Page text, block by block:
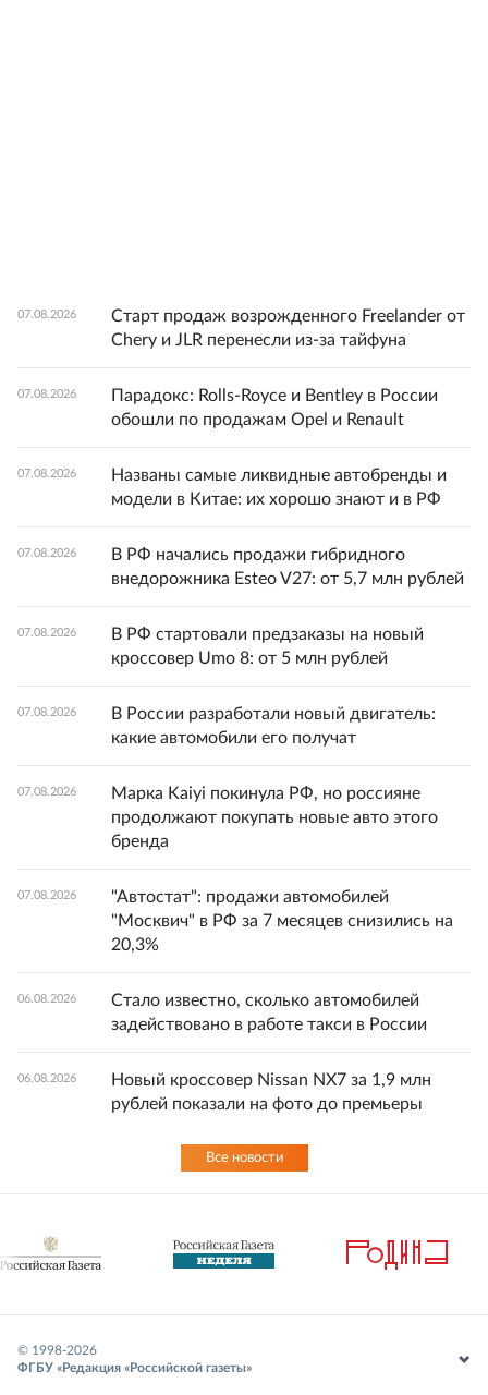
07.08.2026
Старт продаж возрожденного Freelander от
Chery и JLR перенесли из-за тайфуна
07.08.2026
Парадокс: Rolls-Royce и Bentley в России
обошли по продажам Opel и Renault
07.08.2026
Названы самые ликвидные автобренды и
модели в Китае: их хорошо знают и в РФ
07.08.2026
В РФ начались продажи гибридного
внедорожника Esteo V27: от 5,7 млн рублей
07.08.2026
В РФ стартовали предзаказы на новый
кроссовер Umo 8: от 5 млн рублей
07.08.2026
В России разработали новый двигатель:
какие автомобили его получат
07.08.2026
Марка Kaiyi покинула РФ, но россияне
продолжают покупать новые авто этого
бренда
07.08.2026
"Автостат": продажи автомобилей
"Москвич" в РФ за 7 месяцев снизились на
20,3%
06.08.2026
Стало известно, сколько автомобилей
задействовано в работе такси в России
06.08.2026
Новый кроссовер Nissan NX7 за 1,9 млн
рублей показали на фото до премьеры
Все новости
© 1998-2026
ФГБУ «Редакция «Российской газеты»